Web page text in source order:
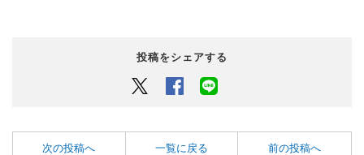
投稿をシェアする
Twitter Facebook
次の投稿へ 一覧に戻る 前の投稿へ